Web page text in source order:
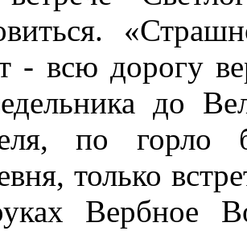
- всю дорогу
до
по горло
только
Вербное